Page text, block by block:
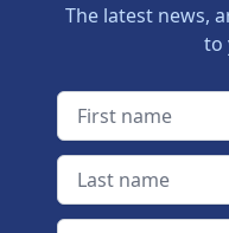
The latest news,
to
First name
Last name